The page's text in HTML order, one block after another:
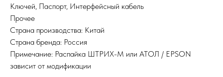
Ключей, Паспорт, Интерфейсный кабель
Прочее
Страна производства: Китай
Страна бренда: Россия
Примечание: Распайка ШТРИХ-М или АТОЛ / EPSON
зависит от модификации